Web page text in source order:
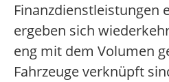
Finanzdienstleistungen
ergeben sich
eng mit dem Volumen
Fahrzeuge verknüpft